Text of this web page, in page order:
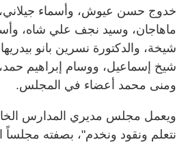
خدوج حسن عيوش، وأسماء جيلاني،
ماهاجان، وسيد نجف علي شاه،
شيخة، والدكتورة نسرين بانو
شيخ إسماعيل، ووسام إبراهيم
ومنى محمد أعضاء في المجلس.
ويعمل مجلس مديري المدارس
نتعلم ونقود ونخدم"، بصفته مجلساً